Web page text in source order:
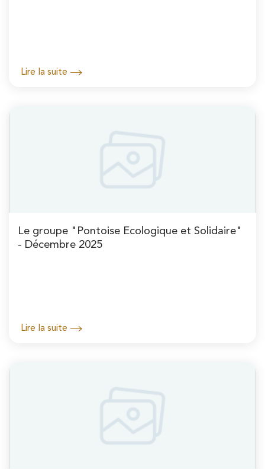
Lire la suite
Le groupe "Pontoise Ecologique et Solidaire"
- Décembre 2025
Lire la suite